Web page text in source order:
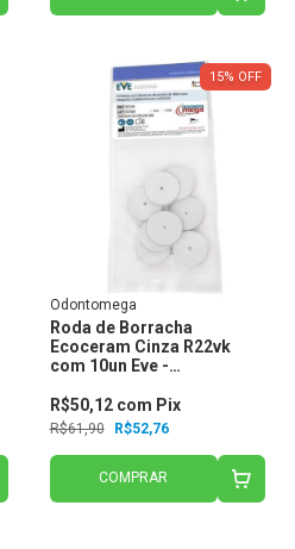
15% OFF
Odontomega
Roda de Borracha
Ecoceram Cinza R22vk
com 10un Eve -
R$61,90 R$52,76
R$50,12 com Pix
COMPRAR